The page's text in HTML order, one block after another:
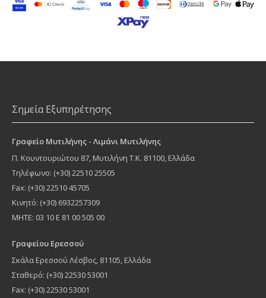
Σημεία Εξυπηρέτησης
Γραφείο Μυτιλήνης - Λιμάνι Μυτιλήνης
Π. Κουντουριώτου 87, Μυτιλήνη Τ.Κ. 81100, Ελλάδα
Τηλέφωνο: (+30) 22510 25505
Fax: (+30) 22510 45705
Κινητό: (+30) 6932257309
MHTE: 03 10 Ε 81 00 505 00
Γραφείου Ερεσσού
Σκάλα Ερεσσού Λέσβος, 81105, Ελλάδα
Σταθερό: (+30) 22530 53001
Fax: (+30) 22530 53001